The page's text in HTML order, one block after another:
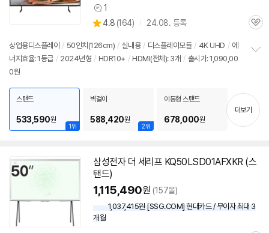
상
품
견
1
별
점
4.8 (상
리
뷰
164) 24.08. 등록
관
상업용디스플레이 / 50인치 (126cm) / 실내용 / 디스플레이모듈 / 4K UHD / 에
너지효율: 1등급 / 2024년형 / HDR10+ / HDMI(전체): 3개 / 출시가: 1,090,00
0원
기
1위
스탠드
533,590원
2위
벽걸이
588,420원
이동형 스탠드
678,000원
더보기
삼성전자 더 세리프 KQ50LSD01AFXKR (스
탠드)
1,115,490원 (157몰)
1,037,415원 [SSG.COM] 현대카드 / 무이자 최대 3
개월